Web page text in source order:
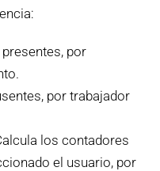
por
por trabajador
los contadores
el usuario, por